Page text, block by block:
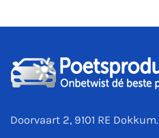
Doorvaart 2, 9101 RE Dokkum.